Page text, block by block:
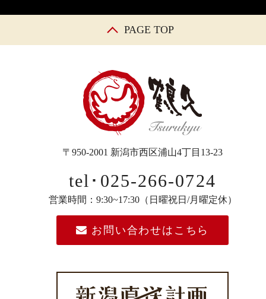
PAGE TOP
〒950-2001 新潟市西区浦山4丁目13-23
tel･025-266-0724
営業時間：9:30~17:30（日曜祝日/月曜定休）
お問い合わせはこちら